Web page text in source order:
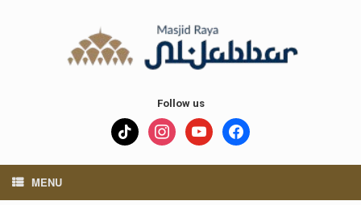
Follow us
tiktok instagramyoutube facebook
MENU